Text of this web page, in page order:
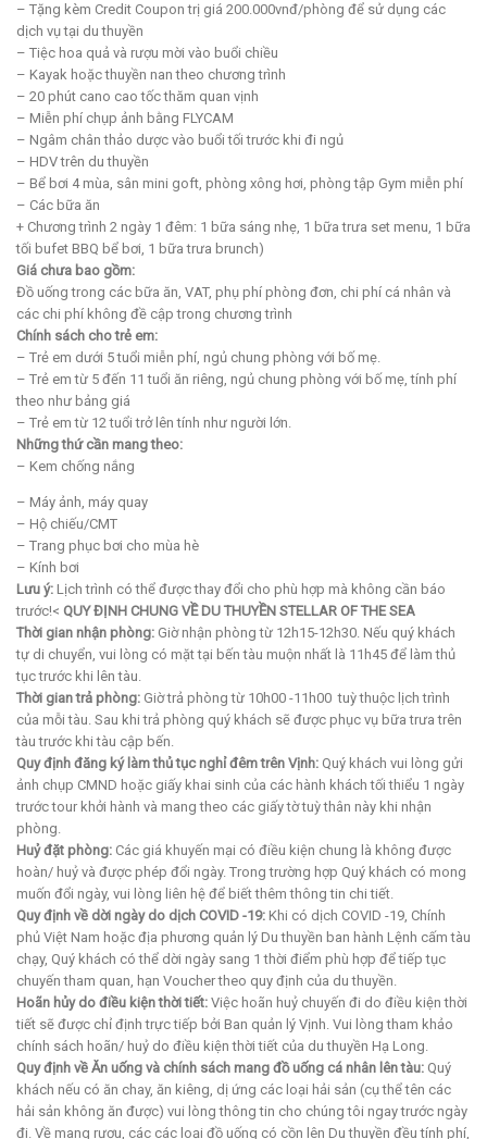
– Tặng kèm Credit Coupon trị giá 200.000vnđ/phòng để sử dụng các
dịch vụ tại du thuyền
– Tiệc hoa quả và rượu mời vào buổi chiều
– Kayak hoặc thuyền nan theo chương trình
– 20 phút cano cao tốc thăm quan vịnh
– Miễn phí chụp ảnh bằng FLYCAM
– Ngâm chân thảo dược vào buổi tối trước khi đi ngủ
– HDV trên du thuyền
– Bể bơi 4 mùa, sân mini goft, phòng xông hơi, phòng tập Gym miễn phí
– Các bữa ăn
+ Chương trình 2 ngày 1 đêm: 1 bữa sáng nhẹ, 1 bữa trưa set menu, 1 bữa
tối bufet BBQ bể bơi, 1 bữa trưa brunch)
Giá chưa bao gồm:
Đồ uống trong các bữa ăn, VAT, phụ phí phòng đơn, chi phí cá nhân và
các chi phí không đề cập trong chương trình
Chính sách cho trẻ em:
– Trẻ em dưới 5 tuổi miễn phí, ngủ chung phòng với bố mẹ.
– Trẻ em từ 5 đến 11 tuổi ăn riêng, ngủ chung phòng với bố mẹ, tính phí
theo như bảng giá
– Trẻ em từ 12 tuổi trở lên tính như người lớn.
Những thứ cần mang theo:
– Kem chống nắng
– Máy ảnh, máy quay
– Hộ chiếu/CMT
– Trang phục bơi cho mùa hè
– Kính bơi
Lưu ý: Lịch trình có thể được thay đổi cho phù hợp mà không cần báo
trước!< QUY ĐỊNH CHUNG VỀ DU THUYỀN STELLAR OF THE SEA
Thời gian nhận phòng: Giờ nhận phòng từ 12h15-12h30. Nếu quý khách
tự di chuyển, vui lòng có mặt tại bến tàu muộn nhất là 11h45 để làm thủ
tục trước khi lên tàu.
Thời gian trả phòng: Giờ trả phòng từ 10h00 -11h00 tuỳ thuộc lịch trình
của mỗi tàu. Sau khi trả phòng quý khách sẽ được phục vụ bữa trưa trên
tàu trước khi tàu cập bến.
Quy định đăng ký làm thủ tục nghỉ đêm trên Vịnh: Quý khách vui lòng gửi
ảnh chụp CMND hoặc giấy khai sinh của các hành khách tối thiểu 1 ngày
trước tour khởi hành và mang theo các giấy tờ tuỳ thân này khi nhận
phòng.
Huỷ đặt phòng: Các giá khuyến mại có điều kiện chung là không được
hoàn/ huỷ và được phép đổi ngày. Trong trường hợp Quý khách có mong
muốn đổi ngày, vui lòng liên hệ để biết thêm thông tin chi tiết.
Quy định về dời ngày do dịch COVID -19: Khi có dịch COVID -19, Chính
phủ Việt Nam hoặc địa phương quản lý Du thuyền ban hành Lệnh cấm tàu
chạy, Quý khách có thể dời ngày sang 1 thời điểm phù hợp để tiếp tục
chuyến tham quan, hạn Voucher theo quy định của du thuyền.
Hoãn hủy do điều kiện thời tiết: Việc hoãn huỷ chuyến đi do điều kiện thời
tiết sẽ được chỉ định trực tiếp bởi Ban quản lý Vịnh. Vui lòng tham khảo
chính sách hoãn/ huỷ do điều kiện thời tiết của du thuyền Hạ Long.
Quy định về Ăn uống và chính sách mang đồ uống cá nhân lên tàu: Quý
khách nếu có ăn chay, ăn kiêng, dị ứng các loại hải sản (cụ thể tên các
hải sản không ăn được) vui lòng thông tin cho chúng tôi ngay trước ngày
đi. Về mang rượu, các các loại đồ uống có cồn lên Du thuyền đều tính phí,